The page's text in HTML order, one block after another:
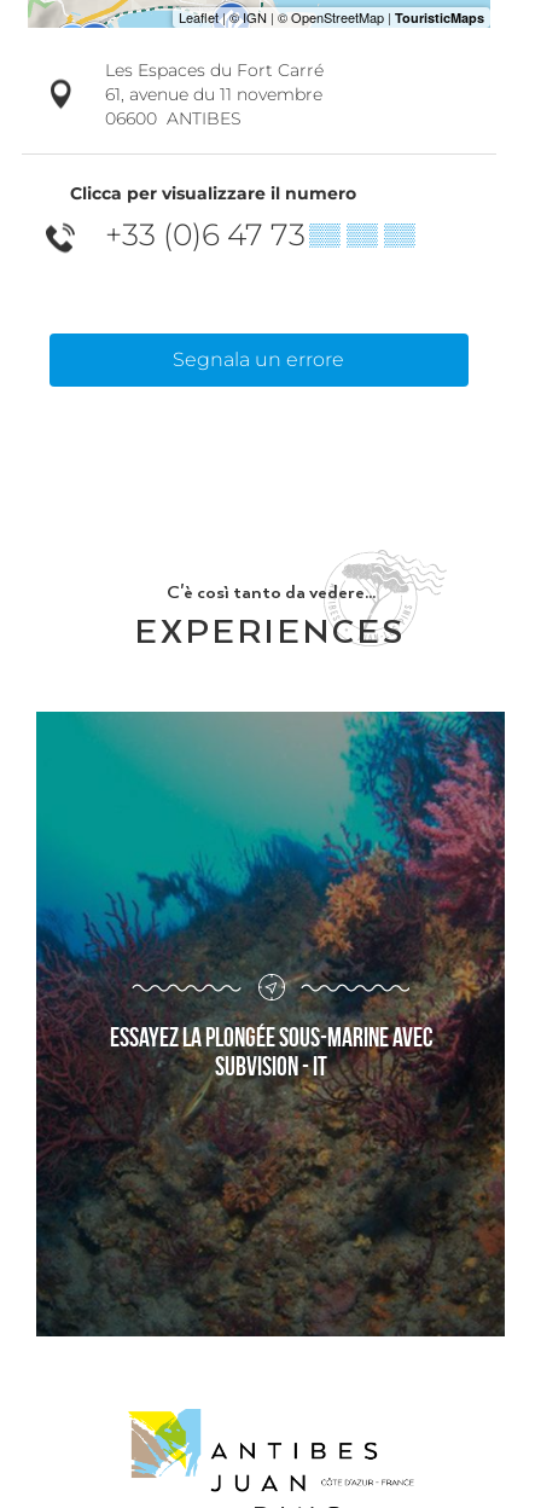
Les Espaces du Fort Carré
61, avenue du 11 novembre
06600 ANTIBES
Clicca per visualizzare il numero
+33 (0)6 47 73▒▒ ▒▒ ▒▒
Segnala un errore
C'è così tanto da vedere...
EXPERIENCES
Essayez la plongée sous-marine avec
Subvision - it